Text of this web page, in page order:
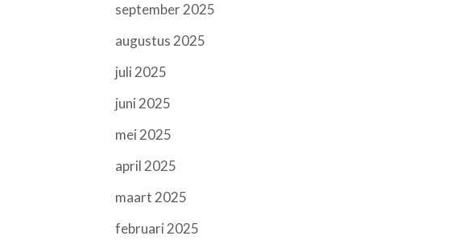
september 2025
augustus 2025
juli 2025
juni 2025
mei 2025
april 2025
maart 2025
februari 2025